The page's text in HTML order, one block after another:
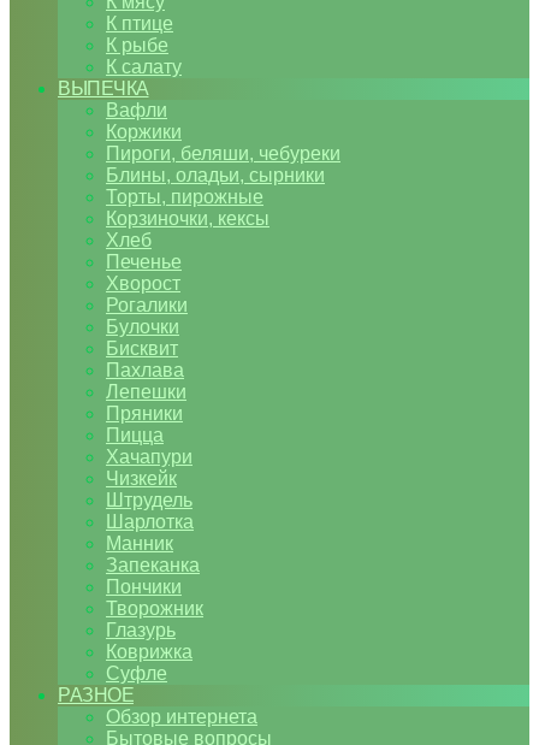
К птице
К рыбе
К салату
ВЫПЕЧКА
Вафли
Коржики
Пироги, беляши, чебуреки
Блины, оладьи, сырники
Торты, пирожные
Корзиночки, кексы
Хлеб
Печенье
Хворост
Рогалики
Булочки
Бисквит
Пахлава
Лепешки
Пряники
Пицца
Хачапури
Чизкейк
Штрудель
Шарлотка
Манник
Запеканка
Пончики
Творожник
Глазурь
Коврижка
Суфле
РАЗНОЕ
Обзор интернета
Бытовые вопросы